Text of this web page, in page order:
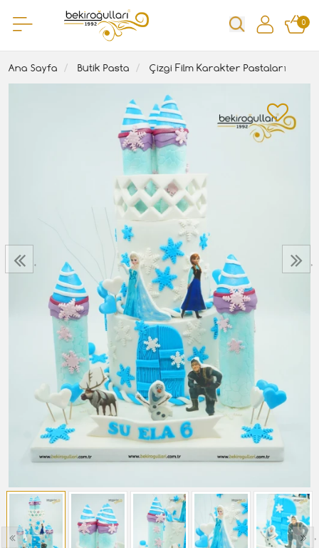
0
Ana Sayfa Butik Pasta Çizgi Film Karakter Pastaları
‹ ›
‹ ›